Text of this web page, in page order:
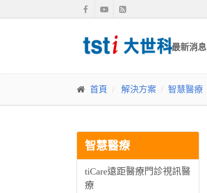
最新消息
首頁 解決方案 智慧醫療
智慧醫療
tiCare遠距醫療門診視訊醫
療